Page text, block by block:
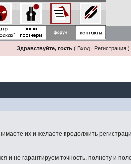
Здравствуйте, гость( Вход| Регистрация)
их и желаете продолжить
не гарантируем точность, полноту и